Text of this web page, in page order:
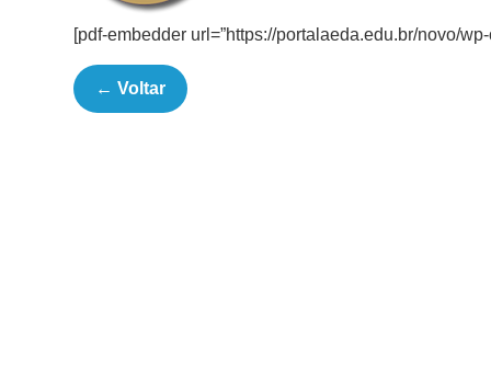
[pdf-embedder url=”https://portalaeda.edu.br/novo/
← Voltar